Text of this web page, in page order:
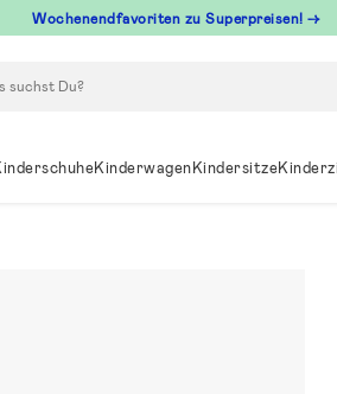
Wochenendfavoriten zu Superpreisen! →
KinderwagenKindersitze